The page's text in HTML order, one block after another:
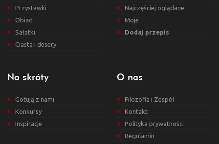
Przystawki
Obiad
Sałatki
Ciasta i desery
Najczęściej oglądane
Moje
Dodaj przepis
Na skróty
Gotują z nami
Konkursy
Inspiracje
O nas
Filozofia i Zespół
Kontakt
Polityka prywatności
Regulamin